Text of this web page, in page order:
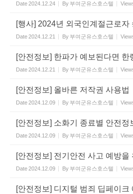
Date2024.12.24 By 부여군유스호스텔
[행사] 2024년 외국인계절근로자
Date2024.12.21 By 부여군유스호스텔
[안전정보] 한파가 예보된다면 한
Date2024.12.21 By 부여군유스호스텔
[안전정보] 올바른 저작권 사용법
Date2024.12.09 By 부여군유스호스텔
[안전정보] 소화기 종료별 안전정
Date2024.12.09 By 부여군유스호스텔
[안전정보] 전기안전 사고 예방을
Date2024.12.09 By 부여군유스호스텔
[안전정보] 디지털 범죄 딥페이크